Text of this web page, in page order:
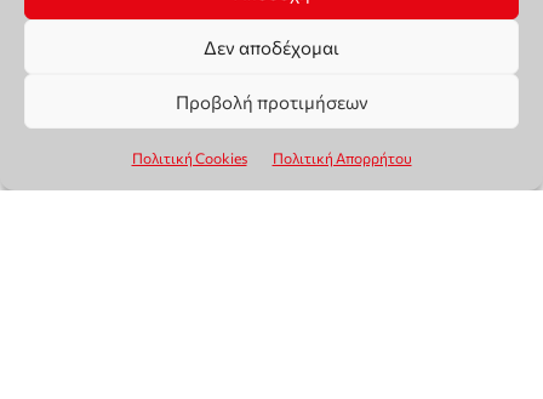
Δεν αποδέχομαι
Προβολή προτιμήσεων
Πολιτική Cookies Πολιτική Απορρήτου